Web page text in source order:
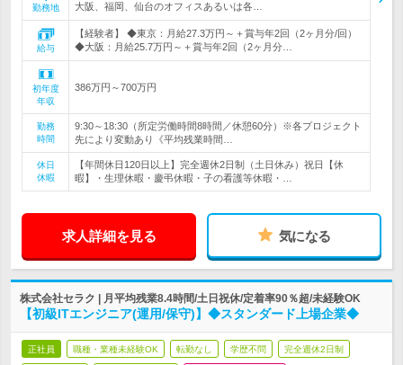
勤務地
大阪、福岡、仙台のオフィスあるいは各…
給与
【経験者】 ◆東京：月給27.3万円～＋賞与年2回（2ヶ月分/回）
◆大阪：月給25.7万円～＋賞与年2回（2ヶ月分…
初年度
年収
386万円～700万円
勤務
時間
9:30～18:30（所定労働時間8時間／休憩60分）※各プロジェクト
先により変動あり《平均残業時間…
休日
休暇
【年間休日120日以上】完全週休2日制（土日休み）祝日【休
暇】・生理休暇・慶弔休暇・子の看護等休暇・…
求人詳細を見る 気になる
株式会社セラク | 月平均残業8.4時間/土日祝休/定着率90％超/未経験OK
【初級ITエンジニア(運用/保守)】◆スタンダード上場企業◆
正社員 職種・業種未経験OK 転勤なし 学歴不問 完全週休2日制